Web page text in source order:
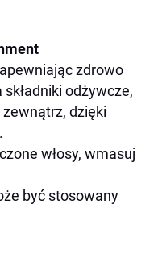
zdrowo
składniki odżywcze,
dzięki
włosy, wmasuj
być stosowany